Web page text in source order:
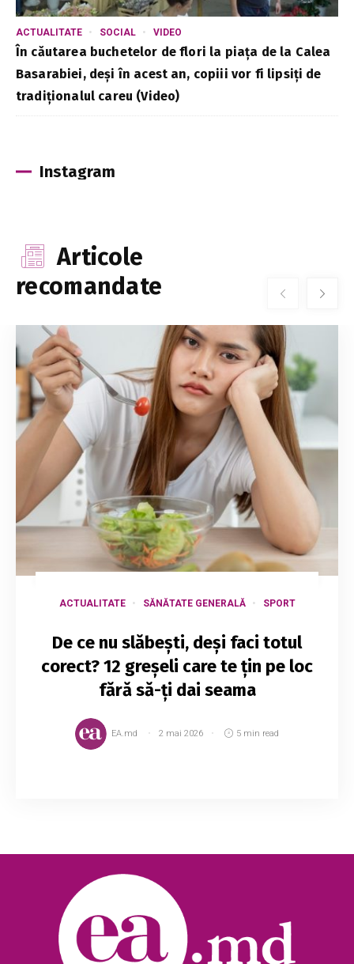
ACTUALITATE SOCIAL VIDEO
În căutarea buchetelor de flori la piața de la Calea
Basarabiei, deși în acest an, copiii vor fi lipsiți de
tradiționalul careu (Video)
Instagram
Articole
recomandate
ACTUALITATE SĂNĂTATE GENERALĂ SPORT
De ce nu slăbești, deși faci totul
corect? 12 greșeli care te țin pe loc
fără să-ți dai seama
EA.md 2 mai 2026 5 min read